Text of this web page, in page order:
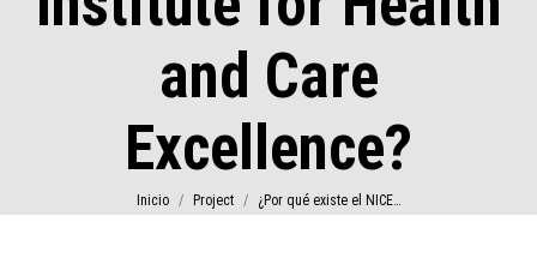
and Care
Excellence?
Estás aquí:
Inicio Project ¿Por qué existe el NICE…